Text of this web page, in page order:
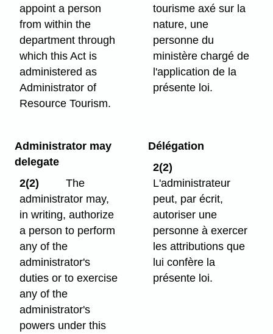
appoint a person
from within the
department through
which this Act is
administered as
Administrator of
Resource Tourism.
tourisme axé sur la
nature, une
personne du
ministère chargé de
l'application de la
présente loi.
Administrator may
delegate
2(2)
The
administrator may,
in writing, authorize
a person to perform
any of the
administrator's
duties or to exercise
any of the
administrator's
powers under this
Délégation
2(2)
L'administrateur
peut, par écrit,
autoriser une
personne à exercer
les attributions que
lui confère la
présente loi.